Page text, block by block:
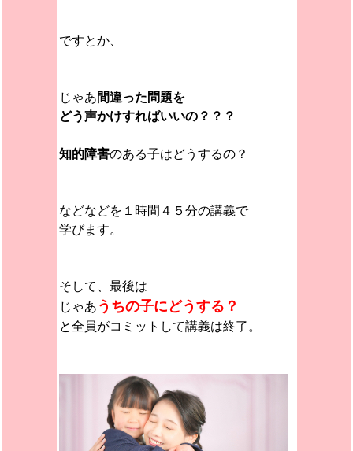
ですとか、
じゃあ間違った問題を
どう声かけすればいいの？？？
知的障害のある子はどうするの？
などなどを１時間４５分の講義で
学びます。
そして、最後は
じゃあうちの子にどうする？
と全員がコミットして講義は終了。